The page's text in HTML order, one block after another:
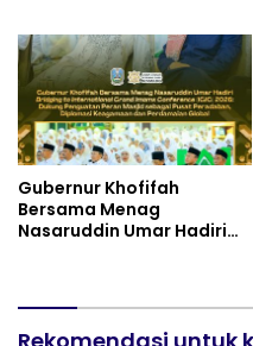
Bendera Merah Putih Bagi
Masyarakat
Gubernur Khofifah
Bersama Menag
Nasaruddin Umar Hadiri
2026: Dukung Penguatan
Peran Masjid sebagai